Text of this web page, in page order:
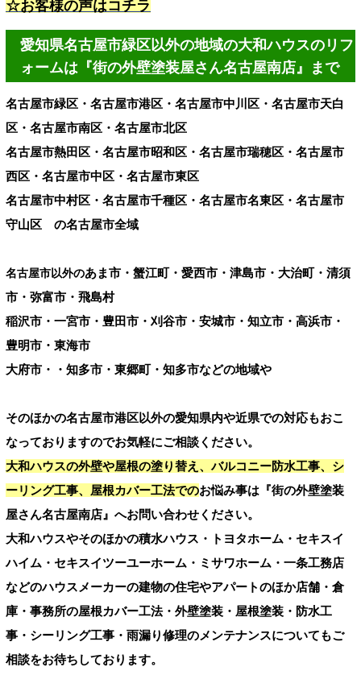
☆お客様の声はコチラ
愛知県名古屋市緑区以外の地域の大和ハウスのリフ
ォームは『街の外壁塗装屋さん名古屋南店』まで
名古屋市緑区・名古屋市港区・名古屋市中川区・名古屋市天白
区・名古屋市南区・名古屋市北区
名古屋市熱田区・名古屋市昭和区・名古屋市瑞穂区・名古屋市
西区・名古屋市中区・名古屋市東区
名古屋市中村区・名古屋市千種区・名古屋市名東区・名古屋市
守山区 の名古屋市全域
名古屋市以外のあま市・蟹江町・愛西市・津島市・大治町・清須
市・弥富市・飛島村
稲沢市・一宮市・豊田市・刈谷市・安城市・知立市・高浜市・
豊明市・東海市
大府市・・知多市・東郷町・知多市などの地域や
そのほかの名古屋市港区以外の愛知県内や近県での対応もおこ
なっておりますのでお気軽にご相談ください。
大和ハウスの外壁や屋根の塗り替え、バルコニー防水工事、シ
ーリング工事、屋根カバー工法でのお悩み事は『街の外壁塗装
屋さん名古屋南店』へお問い合わせください。
大和ハウスやそのほかの積水ハウス・トヨタホーム・セキスイ
ハイム・セキスイツーユーホーム・ミサワホーム・一条工務店
などのハウスメーカーの建物の住宅やアパートのほか店舗・倉
庫・事務所の屋根カバー工法・外壁塗装・屋根塗装・防水工
事・シーリング工事・雨漏り修理のメンテナンスについてもご
相談をお待ちしております。